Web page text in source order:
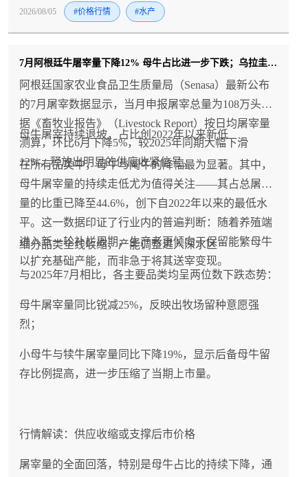
2026/08/05 #价格行情 #水产
7月阿根廷牛屠宰量下降12% 母牛占比进一步下跌；乌拉圭牛羊价格双双创历史新高
阿根廷国家农业食品卫生质量局（Senasa）最新公布
的7月屠宰数据显示，当月申报屠宰总量为108万头。
据《畜牧业报告》（Livestock Report）按日均屠宰量
测算，环比6月下降5%，较2025年同期大幅下滑
12%，释放出明显的供应收紧信号。
母牛屠宰持续退坡，占比创2022年以来新低
在所有品类中，母牛与阉牛的降幅最为显著。其中，
母牛屠宰量的持续走低尤为值得关注——其占总屠宰
量的比重已降至44.6%，创下自2022年以来的最低水
平。这一数据印证了行业内的普遍判断：随着养殖端
进入新一轮补栏周期，生产者更倾向于保留能繁母牛
以扩充基础产能，而非急于将其送宰变现。
细分品类全线收缩，产能调整进入深水区
与2025年7月相比，各主要品类均呈两位数下跌态势：
母牛屠宰量同比锐减25%，反映出牧场留种意愿强
烈；
小母牛与犊牛屠宰量同比下降19%，显示后备母牛留
存比例提高，进一步压缩了当期上市量。
行情解读：供应收缩或支撑后市价格
屠宰量的全面回落，特别是母牛占比的持续下降，通